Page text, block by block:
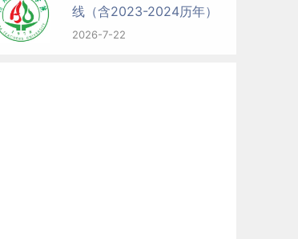
线（含2023-2024历年）
2026-7-22